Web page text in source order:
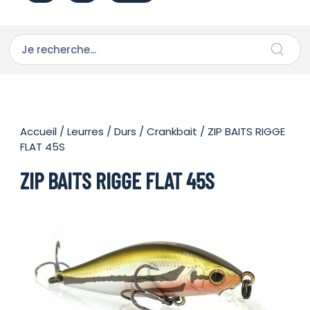
Accueil /Leurres /Durs /Crankbait / ZIP BAITS RIGGE
FLAT 45S
ZIP BAITS RIGGE FLAT 45S